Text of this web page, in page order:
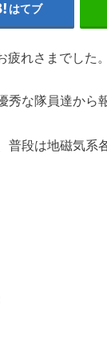
はてブ
れさまでした。
な隊員達から
普段は地磁気系